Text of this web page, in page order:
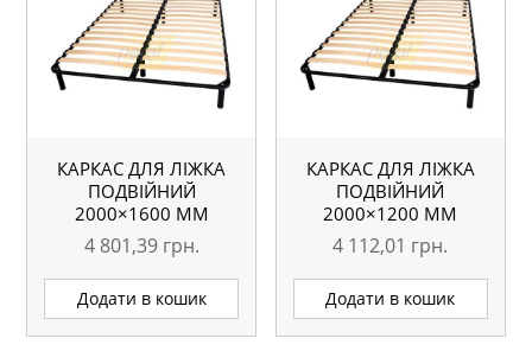
КАРКАС ДЛЯ ЛІЖКА
ПОДВІЙНИЙ
2000×1600 ММ
4 801,39 грн.
Додати в кошик
КАРКАС ДЛЯ ЛІЖКА
ПОДВІЙНИЙ
2000×1200 ММ
4 112,01 грн.
Додати в кошик